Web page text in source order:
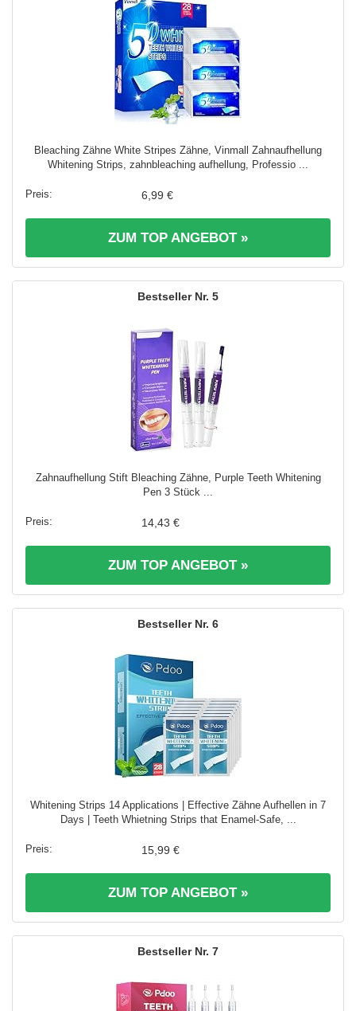
Bleaching Zähne White Stripes Zähne, Vinmall Zahnaufhellung
Whitening Strips, zahnbleaching aufhellung, Professio ...
6,99 €
ZUM TOP ANGEBOT »
5
Zahnaufhellung Stift Bleaching Zähne, Purple Teeth Whitening
Pen 3 Stück ...
14,43 €
ZUM TOP ANGEBOT »
6
Whitening Strips 14 Applications | Effective Zähne Aufhellen in 7
Days | Teeth Whietning Strips that Enamel-Safe, ...
15,99 €
ZUM TOP ANGEBOT »
7